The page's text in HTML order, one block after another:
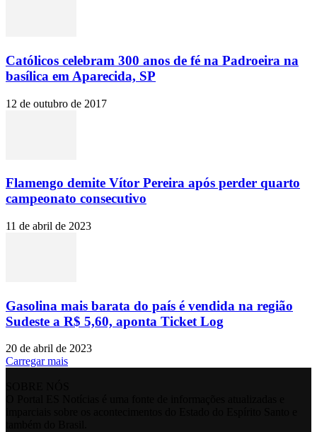
Católicos celebram 300 anos de fé na Padroeira na
basílica em Aparecida, SP
12 de outubro de 2017
Flamengo demite Vítor Pereira após perder quarto
campeonato consecutivo
11 de abril de 2023
Gasolina mais barata do país é vendida na região
Sudeste a R$ 5,60, aponta Ticket Log
20 de abril de 2023
Carregar mais